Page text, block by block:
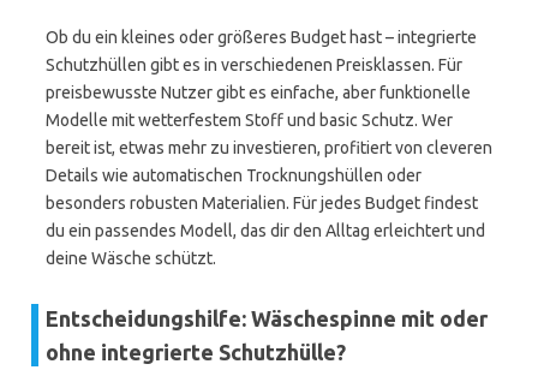
Ob du ein kleines oder größeres Budget hast – integrierte
Schutzhüllen gibt es in verschiedenen Preisklassen. Für
preisbewusste Nutzer gibt es einfache, aber funktionelle
Modelle mit wetterfestem Stoff und basic Schutz. Wer
bereit ist, etwas mehr zu investieren, profitiert von cleveren
Details wie automatischen Trocknungshüllen oder
besonders robusten Materialien. Für jedes Budget findest
du ein passendes Modell, das dir den Alltag erleichtert und
deine Wäsche schützt.
Entscheidungshilfe: Wäschespinne mit oder
ohne integrierte Schutzhülle?